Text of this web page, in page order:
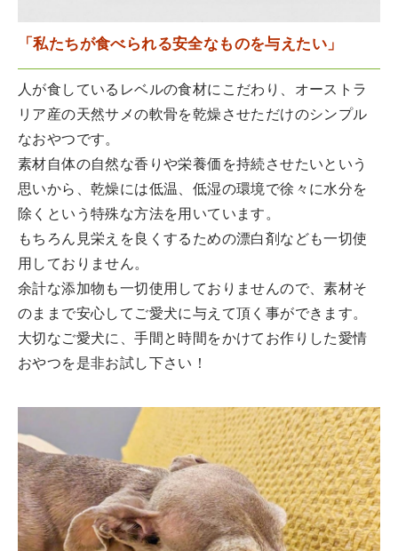
「私たちが食べられる安全なものを与えたい」
人が食しているレベルの食材にこだわり、オーストラ
リア産の天然サメの軟骨を乾燥させただけのシンプル
なおやつです。
素材自体の自然な香りや栄養価を持続させたいという
思いから、乾燥には低温、低湿の環境で徐々に水分を
除くという特殊な方法を用いています。
もちろん見栄えを良くするための漂白剤なども一切使
用しておりません。
余計な添加物も一切使用しておりませんので、素材そ
のままで安心してご愛犬に与えて頂く事ができます。
大切なご愛犬に、手間と時間をかけてお作りした愛情
おやつを是非お試し下さい！